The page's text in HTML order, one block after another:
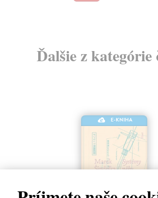
Ďalšie z kategórie
E-KNIHA